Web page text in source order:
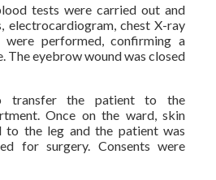
tests were carried out and
electrocardiogram, chest X-ray
performed, confirming a
The eyebrow wound was closed
transfer the patient to the
Once on the ward, skin
to the leg and the patient was
for surgery. Consents were